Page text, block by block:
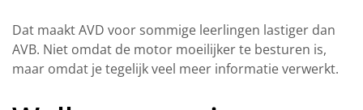
Dat maakt AVD voor sommige leerlingen lastiger dan
AVB. Niet omdat de motor moeilijker te besturen is,
maar omdat je tegelijk veel meer informatie verwerkt.